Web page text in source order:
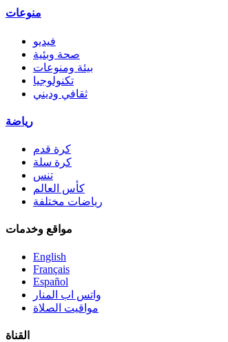
منوعات
فيديو
صحة وبئية
بيئة ومنوعات
تكنولوجيا
ثقافي وديني
رياضة
كرة قدم
كرة سلة
تنس
كأس العالم
رياضات مختلفة
مواقع وخدمات
English
Français
Español
واتس اب المنار
مواقيت الصلاة
القناة